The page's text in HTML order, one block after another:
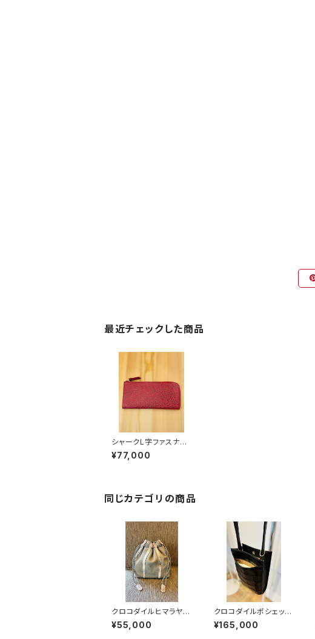
最近チェックした商品
シャークL字ファスナー
ウォレット
¥77,000
同じカテゴリの商品
クロコダイルヒマラヤ
巾着バッグ イタリアン
シュリンクレザー
¥55,000
クロコダイルポシェッ
ト スマホポシェット
軽量バッグ
¥165,000